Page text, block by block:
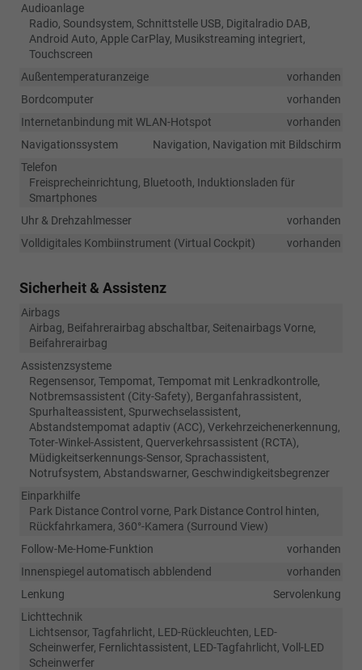
Audioanlage
Radio, Soundsystem, Schnittstelle USB, Digitalradio DAB,
Android Auto, Apple CarPlay, Musikstreaming integriert,
Touchscreen
Außentemperaturanzeige
vorhanden
Bordcomputer
vorhanden
Internetanbindung mit WLAN-Hotspot
vorhanden
Navigationssystem
Navigation, Navigation mit Bildschirm
Telefon
Freisprecheinrichtung, Bluetooth, Induktionsladen für
Smartphones
Uhr & Drehzahlmesser
vorhanden
Volldigitales Kombiinstrument (Virtual Cockpit)
vorhanden
Sicherheit & Assistenz
Airbags
Airbag, Beifahrerairbag abschaltbar, Seitenairbags Vorne,
Beifahrerairbag
Assistenzsysteme
Regensensor, Tempomat, Tempomat mit Lenkradkontrolle,
Notbremsassistent (City-Safety), Berganfahrassistent,
Spurhalteassistent, Spurwechselassistent,
Abstandstempomat adaptiv (ACC), Verkehrzeichenerkennung,
Toter-Winkel-Assistent, Querverkehrsassistent (RCTA),
Müdigkeitserkennungs-Sensor, Sprachassistent,
Notrufsystem, Abstandswarner, Geschwindigkeitsbegrenzer
Einparkhilfe
Park Distance Control vorne, Park Distance Control hinten,
Rückfahrkamera, 360°-Kamera (Surround View)
Follow-Me-Home-Funktion
vorhanden
Innenspiegel automatisch abblendend
vorhanden
Lenkung
Servolenkung
Lichttechnik
Lichtsensor, Tagfahrlicht, LED-Rückleuchten, LED-
Scheinwerfer, Fernlichtassistent, LED-Tagfahrlicht, Voll-LED
Scheinwerfer